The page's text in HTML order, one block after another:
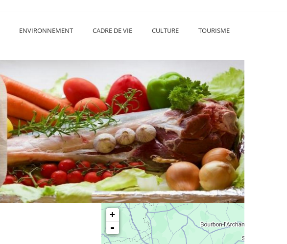
ENVIRONNEMENT CADRE DE VIE CULTURE TOURISME
+
-